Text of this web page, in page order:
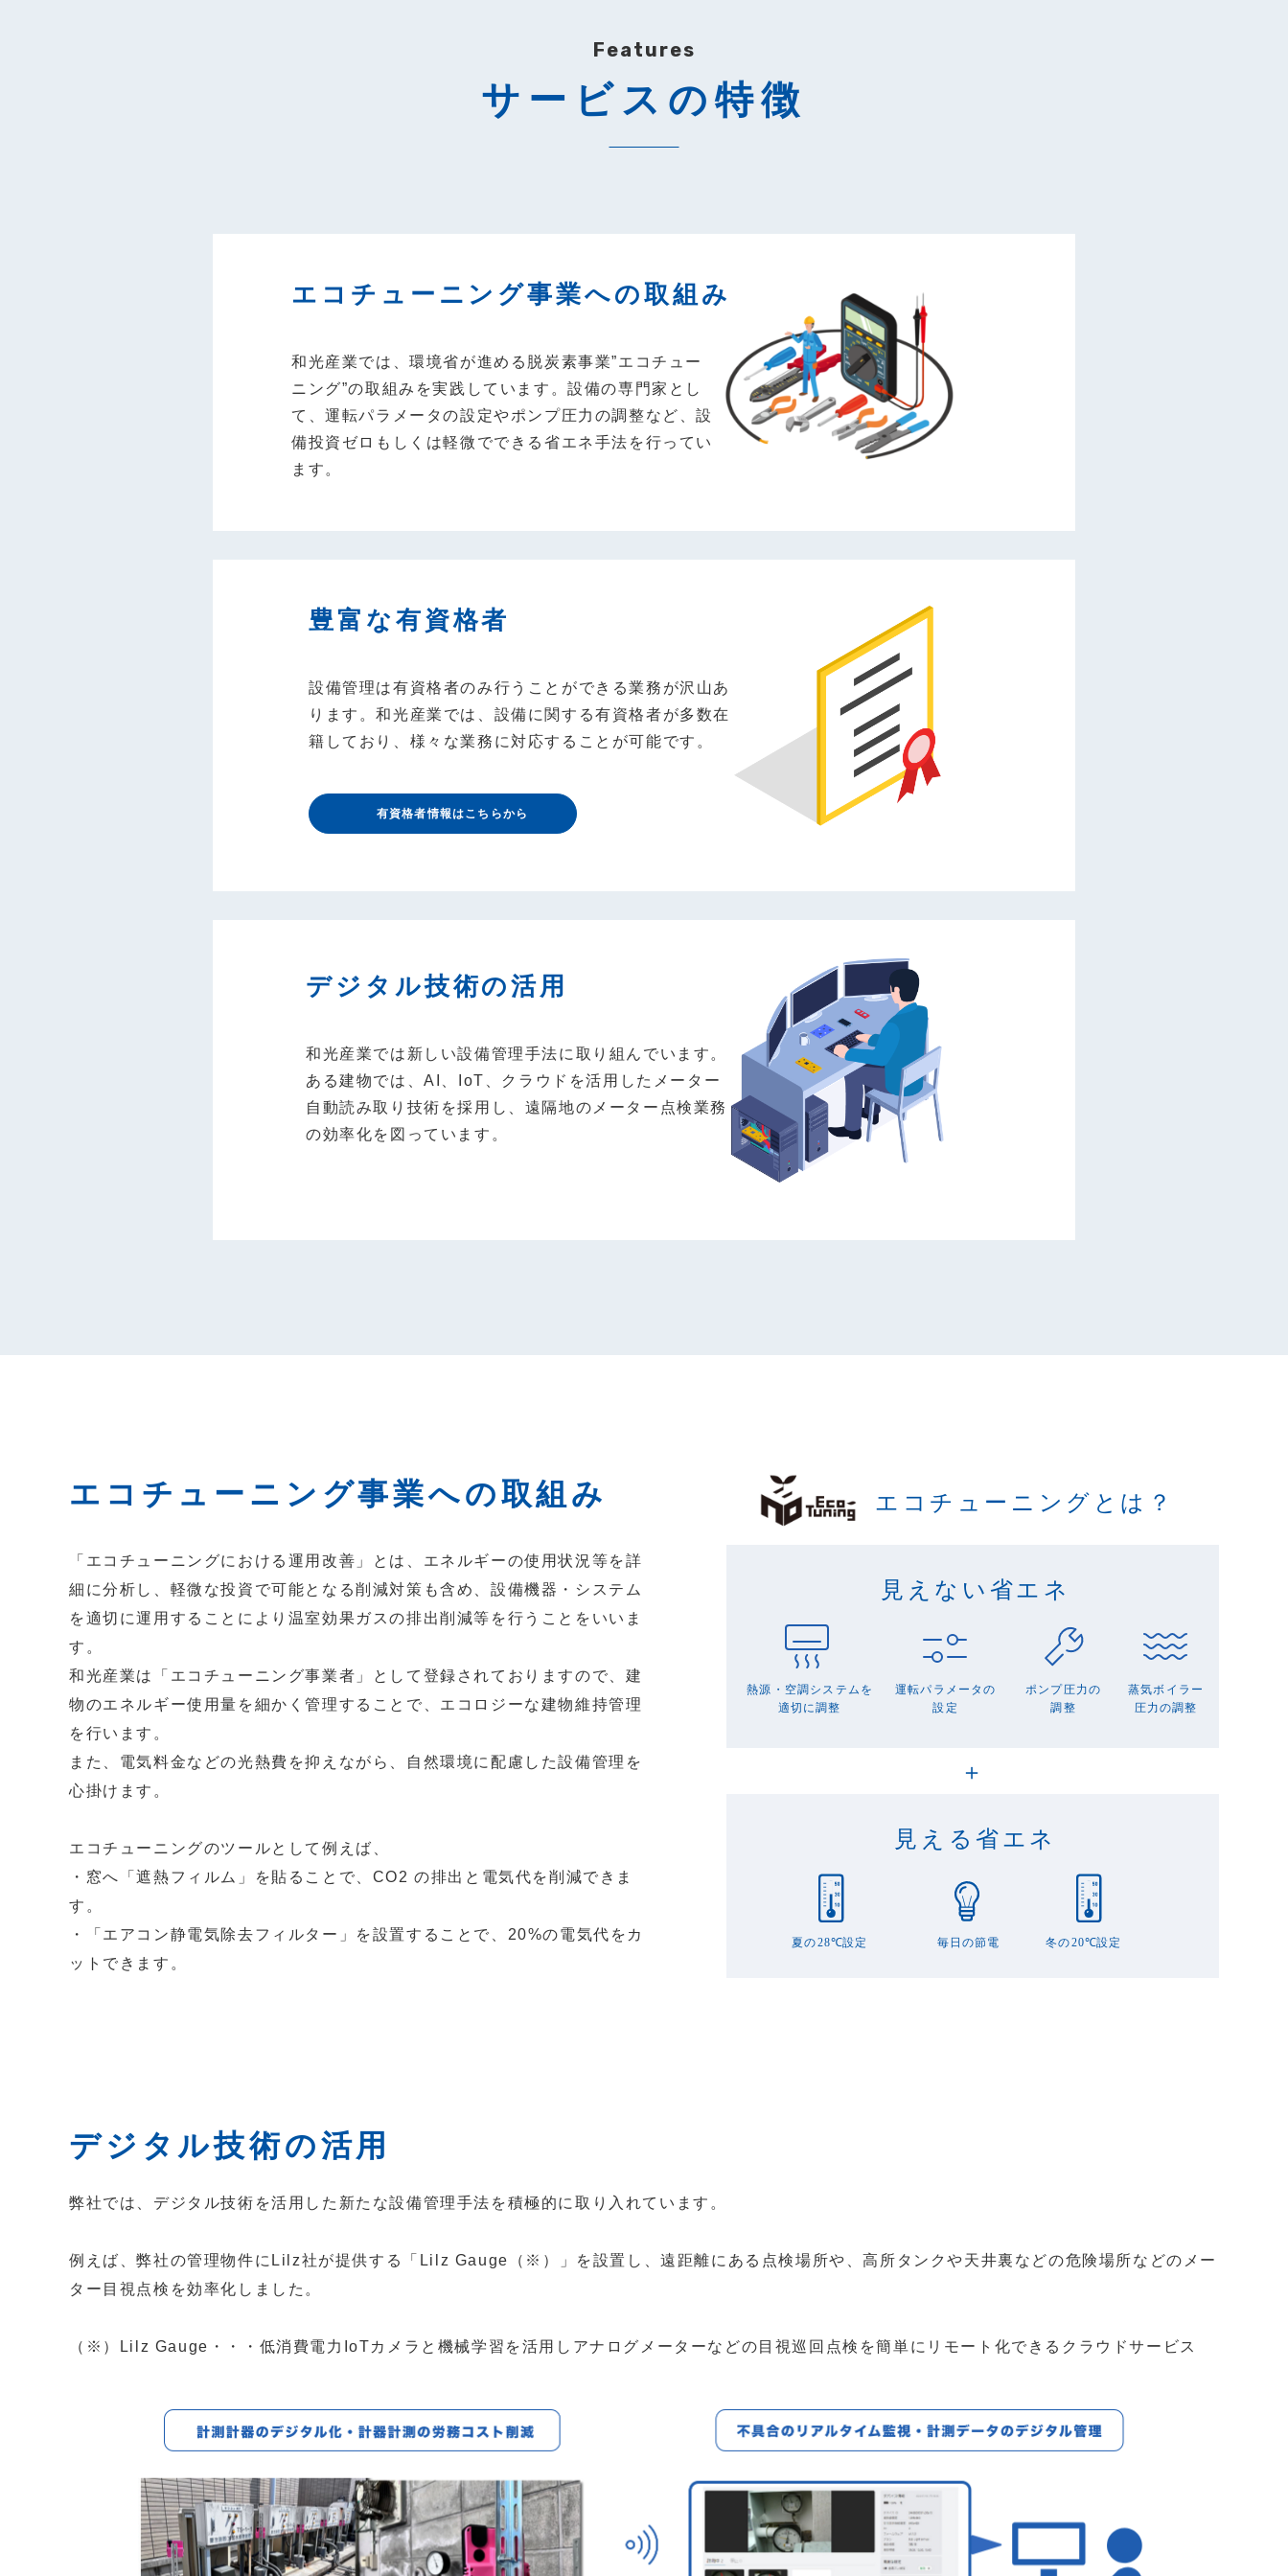
Features
サービスの特徴
エコチューニング事業への取組み
和光産業では、環境省が進める脱炭素事業”エコチュー
ニング”の取組みを実践しています。設備の専門家とし
て、運転パラメータの設定やポンプ圧力の調整など、設
備投資ゼロもしくは軽微でできる省エネ手法を行ってい
ます。
豊富な有資格者
設備管理は有資格者のみ行うことができる業務が沢山あ
ります。和光産業では、設備に関する有資格者が多数在
籍しており、様々な業務に対応することが可能です。
有資格者情報はこちらから
デジタル技術の活用
和光産業では新しい設備管理手法に取り組んでいます。
ある建物では、AI、IoT、クラウドを活用したメーター
自動読み取り技術を採用し、遠隔地のメーター点検業務
の効率化を図っています。
エコチューニング事業への取組み
「エコチューニングにおける運用改善」とは、エネルギーの使用状況等を詳
細に分析し、軽微な投資で可能となる削減対策も含め、設備機器・システム
を適切に運用することにより温室効果ガスの排出削減等を行うことをいいま
す。
和光産業は「エコチューニング事業者」として登録されておりますので、建
物のエネルギー使用量を細かく管理することで、エコロジーな建物維持管理
を行います。
また、電気料金などの光熱費を抑えながら、自然環境に配慮した設備管理を
心掛けます。
エコチューニングのツールとして例えば、
・窓へ「遮熱フィルム」を貼ることで、CO2 の排出と電気代を削減できま
す。
・「エアコン静電気除去フィルター」を設置することで、20%の電気代をカ
ットできます。
デジタル技術の活用
弊社では、デジタル技術を活用した新たな設備管理手法を積極的に取り入れています。
例えば、弊社の管理物件にLilz社が提供する「Lilz Gauge（※）」を設置し、遠距離にある点検場所や、高所タンクや天井裏などの危険場所などのメー
ター目視点検を効率化しました。
（※）Lilz Gauge・・・低消費電力IoTカメラと機械学習を活用しアナログメーターなどの目視巡回点検を簡単にリモート化できるクラウドサービス